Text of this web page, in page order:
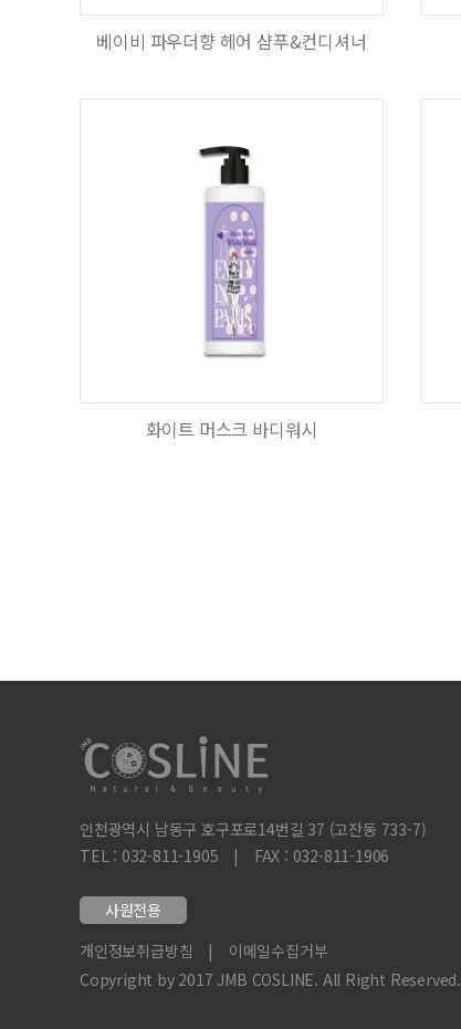
베이비 파우더향 헤어 샴푸&컨디셔너
화이트 머스크 바디워시
인천광역시 남동구 호구포로14번길 37 (고잔동 733-7)
TEL : 032-811-1905
| FAX : 032-811-1906
사원전용
개인정보취급방침
|
이메일수집거부
Copyright by 2017 JMB COSLINE. All Right Reserved.